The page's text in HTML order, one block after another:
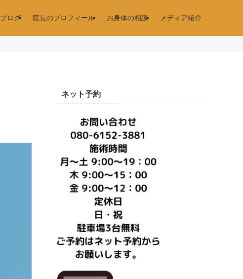
ブログ 院長のプロフィール お身体の相談 メディア紹介
ネット予約